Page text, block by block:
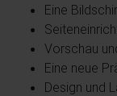
Eine
Vorschau
Eine neue
Design und